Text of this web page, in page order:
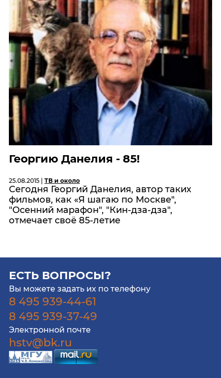
Георгию Данелия - 85!
25.08.2015 | ТВ и около
Сегодня Георгий Данелия, автор таких
фильмов, как «Я шагаю по Москве",
"Осенний марафон", "Кин-дза-дза",
отмечает своё 85-летие
ЕСТЬ ВОПРОСЫ?
Вы можете задать их по телефону
8 495 939-44-61
8 495 939-37-49
Электронной почте
hstv@bk.ru